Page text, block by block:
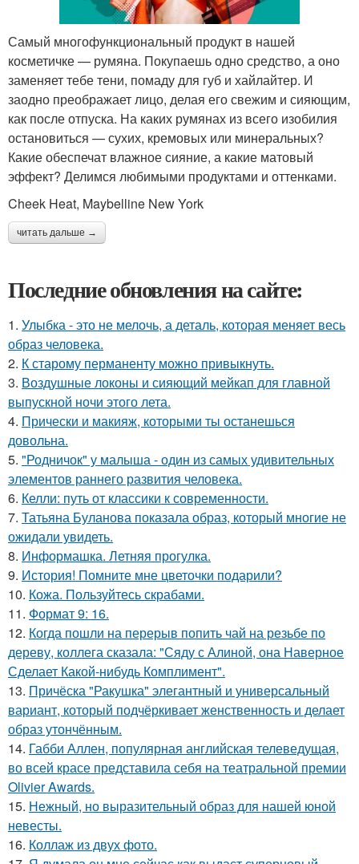
Самый многофункциональный продукт в нашей
косметичке — румяна. Покупаешь одно средство, а оно
заменяет тебе тени, помаду для губ и хайлайтер. И
заодно преображает лицо, делая его свежим и сияющим,
как после отпуска. На каких румянах из всего изобилия
остановиться — сухих, кремовых или минеральных?
Какие обеспечат влажное сияние, а какие матовый
эффект? Делимся любимыми продуктами и оттенками.
Cheek Heat, Maybelline New York
читать дальше →
Последние обновления на сайте:
1. Улыбка - это не мелочь, а деталь, которая меняет весь
образ человека.
2. К старому перманенту можно привыкнуть.
3. Воздушные локоны и сияющий мейкап для главной
выпускной ночи этого лета.
4. Прически и макияж, которыми ты останешься
довольна.
5. "Родничок" у малыша - один из самых удивительных
элементов раннего развития человека.
6. Келли: путь от классики к современности.
7. Татьяна Буланова показала образ, который многие не
ожидали увидеть.
8. Информашка. Летняя прогулка.
9. История! Помните мне цветочки подарили?
10. Кожа. Пользуйтесь скрабами.
11. Формат 9: 16.
12. Когда пошли на перерыв попить чай на резьбе по
дереву, коллега сказала: "Сяду с Алиной, она Наверное
Сделает Какой-нибудь Комплимент".
13. Причёска "Ракушка" элегантный и универсальный
вариант, который подчёркивает женственность и делает
образ утончённым.
14. Габби Аллен, популярная английская телеведущая,
во всей красе представила себя на театральной премии
Olivier Awards.
15. Нежный, но выразительный образ для нашей юной
невесты.
16. Коллаж из двух фото.